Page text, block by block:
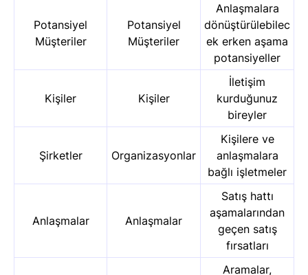
Potansiyel
Müşteriler
Potansiyel
Müşteriler
Anlaşmalara
dönüştürülebilec
ek erken aşama
potansiyeller
Kişiler Kişiler
İletişim
kurduğunuz
bireyler
Şirketler Organizasyonlar
Kişilere ve
anlaşmalara
bağlı işletmeler
Anlaşmalar Anlaşmalar
Satış hattı
aşamalarından
geçen satış
fırsatları
Aramalar,